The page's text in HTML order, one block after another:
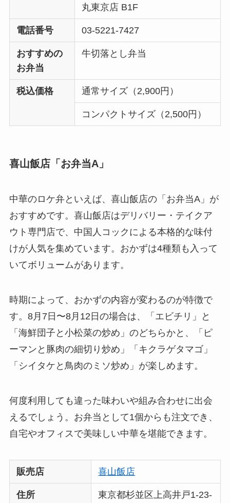
丸東京店 B1F
電話番号 03-5221-7427
おすすめの
お弁当
牛切落とし弁当
税込価格 通常サイズ（2,900円）
コンパクトサイズ（2,500円）
喜山飯店「お弁当A」
中華のロケ弁といえば、喜山飯店の「お弁当A」が
おすすめです。喜山飯店はデリバリー・テイクア
ウト専門店で、中国人コックによる本格的な味付
けが人気を集めています。おかずは4種類も入って
いてボリュームがあります。
時期によって、おかずの内容が変わるのが特徴で
す。8月7日〜8月12日の場合は、「エビチリ」と
「海鮮団子と小松菜の炒め」のどちらかと、「ピ
ーマンと豚肉の細切り炒め」「キクラゲタマゴ」
「シイタケと鳥肉のミソ炒め」が楽しめます。
何度利用しても違った味わいや組み合わせに出会
えるでしょう。お弁当として1個からも注文でき、
自宅やオフィスで美味しい中華を堪能できます。
販売店 喜山飯店
住所
東京都杉並区上高井戸1-23-